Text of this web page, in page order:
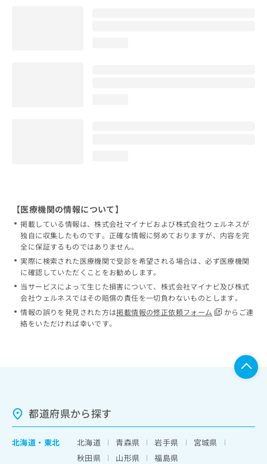
【医療機関の情報について】
掲載している情報は、株式会社マイナビおよび株式会社ウェルネスが
独自に収集したものです。正確な情報に努めておりますが、内容を完
全に保証するものではありません。
実際に検索された医療機関で受診を希望される場合は、必ず医療機関
に確認していただくことをお勧めします。
当サービスによって生じた損害について、株式会社マイナビ及び株式
会社ウェルネスではその賠償の責任を一切負わないものとします。
情報の誤りを発見された方は掲載情報の修正依頼フォーム
からご連
絡をいただければ幸いです。
都道府県から探す
北海道 ・ 東北 北海道 青森県 岩手県
宮城県
秋田県
山形県
福島県